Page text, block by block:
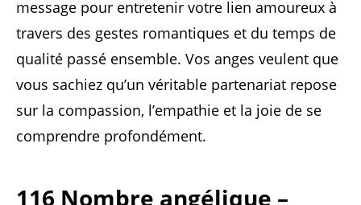
message pour entretenir votre lien amoureux à
travers des gestes romantiques et du temps de
qualité passé ensemble. Vos anges veulent que
vous sachiez qu’un véritable partenariat repose
sur la compassion, l’empathie et la joie de se
comprendre profondément.
116 Nombre angélique –